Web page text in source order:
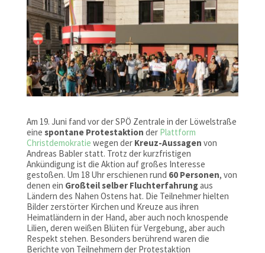
Am 19. Juni fand vor der SPÖ Zentrale in der Löwelstraße
eine spontane Protestaktion der Plattform
Christdemokratie wegen der Kreuz-Aussagen von
Andreas Babler statt. Trotz der kurzfristigen
Ankündigung ist die Aktion auf großes Interesse
gestoßen. Um 18 Uhr erschienen rund 60 Personen, von
denen ein Großteil selber Fluchterfahrungaus
Ländern des Nahen Ostens hat. Die Teilnehmer hielten
Bilder zerstörter Kirchen und Kreuze aus ihren
Heimatländern in der Hand, aber auch noch knospende
Lilien, deren weißen Blüten für Vergebung, aber auch
Respekt stehen. Besonders berührend waren die
Berichte von Teilnehmern der Protestaktion